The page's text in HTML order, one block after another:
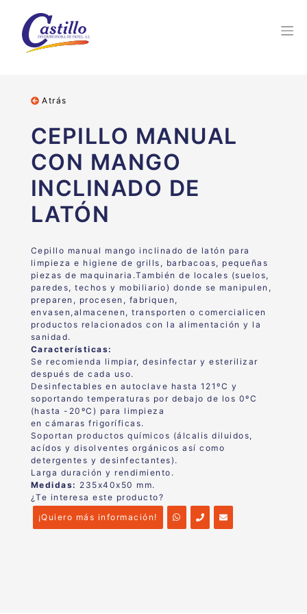
Atrás
CEPILLO MANUAL
CON MANGO
INCLINADO DE
LATÓN
Cepillo manual mango inclinado de latón para
limpieza e higiene de grills, barbacoas, pequeñas
piezas de maquinaria.También de locales (suelos,
paredes, techos y mobiliario) donde se manipulen,
preparen, procesen, fabriquen,
envasen,almacenen, transporten o comercialicen
productos relacionados con la alimentación y la
sanidad.
Características:
Se recomienda limpiar, desinfectar y esterilizar
después de cada uso.
Desinfectables en autoclave hasta 121ºC y
soportando temperaturas por debajo de los 0ºC
(hasta -20ºC) para limpieza
en cámaras frigoríficas.
Soportan productos químicos (álcalis diluidos,
acídos y disolventes orgánicos así como
detergentes y desinfectantes).
Larga duración y rendimiento.
Medidas: 235x40x50 mm.
¿Te interesa este producto?
¡Quiero más información!